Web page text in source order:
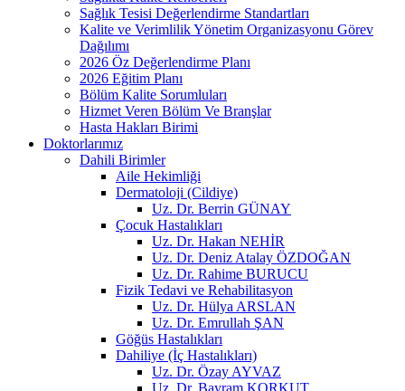
Sağlık Tesisi Değerlendirme Standartları
Kalite ve Verimlilik Yönetim Organizasyonu Görev
Dağılımı
2026 Öz Değerlendirme Planı
2026 Eğitim Planı
Bölüm Kalite Sorumluları
Hizmet Veren Bölüm Ve Branşlar
Hasta Hakları Birimi
Doktorlarımız
Dahili Birimler
Aile Hekimliği
Dermatoloji (Cildiye)
Uz. Dr. Berrin GÜNAY
Çocuk Hastalıkları
Uz. Dr. Hakan NEHİR
Uz. Dr. Deniz Atalay ÖZDOĞAN
Uz. Dr. Rahime BURUCU
Fizik Tedavi ve Rehabilitasyon
Uz. Dr. Hülya ARSLAN
Uz. Dr. Emrullah ŞAN
Göğüs Hastalıkları
Dahiliye (İç Hastalıkları)
Uz. Dr. Özay AYVAZ
Uz. Dr. Bayram KORKUT